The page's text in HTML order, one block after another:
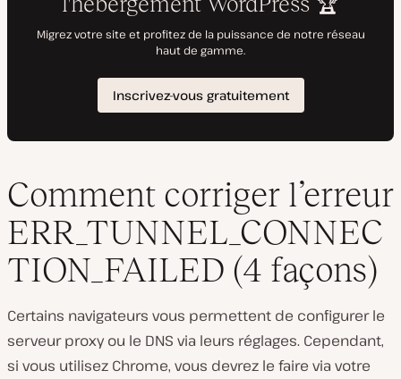
Comment corriger l’erreur
ERR_TUNNEL_CONNEC
TION_FAILED (4 façons)
Certains navigateurs vous permettent de configurer le
serveur proxy ou le DNS via leurs réglages. Cependant,
si vous utilisez Chrome, vous devrez le faire via votre